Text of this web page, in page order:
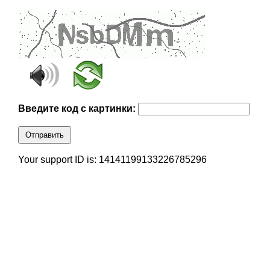
Введите код с картинки:
Отправить
Your support ID is: 14141199133226785296